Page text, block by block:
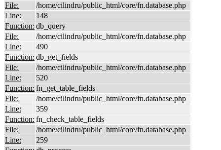
File:
/home/cilindru/public_html/core/fn.database.php
Line:
148
Function: db_query
File:
/home/cilindru/public_html/core/fn.database.php
Line:
490
Function: db_get_fields
File:
/home/cilindru/public_html/core/fn.database.php
Line:
520
Function: fn_get_table_fields
File:
/home/cilindru/public_html/core/fn.database.php
Line:
359
Function: fn_check_table_fields
File:
/home/cilindru/public_html/core/fn.database.php
Line:
259